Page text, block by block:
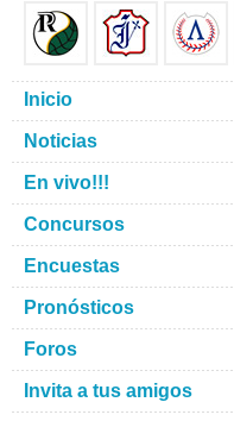
Inicio
Noticias
En vivo!!!
Concursos
Encuestas
Pronósticos
Foros
Invita a tus amigos